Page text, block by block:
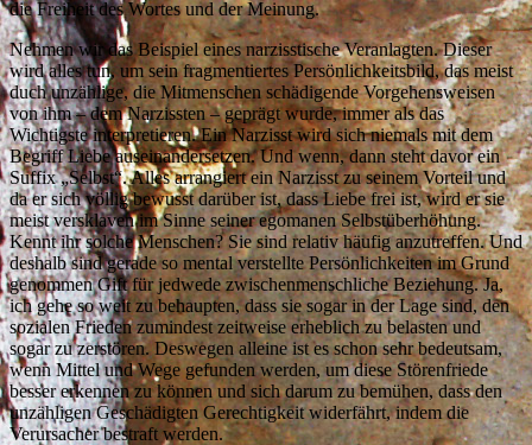
die Freiheit des Wortes und der Meinung.
Nehmen wir das Beispiel eines narzisstische Veranlagten. Dieser
wird alles tun, um sein fragmentiertes Persönlichkeitsbild, das meist
duch unzählige, die Mitmenschen schädigende Vorgehensweisen
von ihm – dem Narzissten – geprägt wurde, immer als das
Wichtigste interpretieren. Ein Narzisst wird sich niemals mit dem
Begriff Liebe auseinandersetzen. Und wenn, dann steht davor ein
Suffix „Selbst“. Alles arrangiert ein Narzisst zu seinem Vorteil und
da er sich völlig bewusst darüber ist, dass Liebe frei ist, wird er sie
meist versklaven im Sinne seiner egomanen Selbstüberhöhung.
Kennt ihr solche Menschen? Sie sind relativ häufig anzutreffen. Und
deshalb sind gerade so mental verstellte Persönlichkeiten im Grund
genommen Gift für jedwede zwischenmenschliche Beziehung. Ja,
ich gehe so weit zu behaupten, dass sie sogar in der Lage sind, den
sozialen Frieden zumindest zeitweise erheblich zu belasten und
sogar zu zerstören. Deswegen alleine ist es schon sehr bedeutsam,
wenn Mittel und Wege gefunden werden, um diese Störenfriede
besser erkennen zu können und sich darum zu bemühen, dass den
unzähligen Geschädigten Gerechtigkeit widerfährt, indem die
Verursacher bestraft werden.